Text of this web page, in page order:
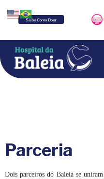
Saiba Como Doar
Parceria
Dois parceiros do Baleia se